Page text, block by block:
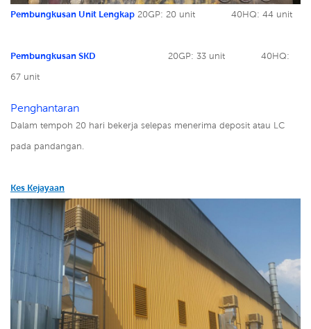
Pembungkusan Unit Lengkap 20GP: 20 unit 40HQ: 44 unit
Pembungkusan SKD 20GP: 33 unit 40HQ:
67 unit
Penghantaran
Dalam tempoh 20 hari bekerja selepas menerima deposit atau LC
pada pandangan.
Kes Kejayaan